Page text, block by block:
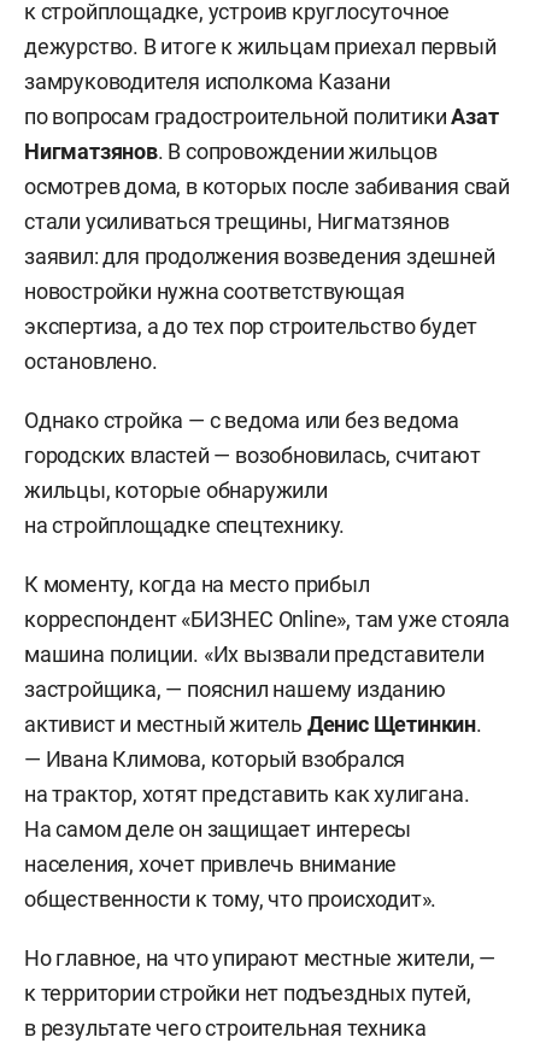
к стройплощадке, устроив круглосуточное
дежурство. В итоге к жильцам приехал первый
замруководителя исполкома Казани
по вопросам градостроительной политикиАзат
Нигматзянов. В сопровождении жильцов
осмотрев дома, в которых после забивания свай
стали усиливаться трещины, Нигматзянов
заявил: для продолжения возведения здешней
новостройки нужна соответствующая
экспертиза, а до тех пор строительство будет
остановлено.
Однако стройка — с ведома или без ведома
городских властей — возобновилась, считают
жильцы, которые обнаружили
на стройплощадке спецтехнику.
К моменту, когда на место прибыл
корреспондент «БИЗНЕС Online», там уже стояла
машина полиции. «Их вызвали представители
застройщика, — пояснил нашему изданию
активист и местный житель Денис Щетинкин.
— Ивана Климова, который взобрался
на трактор, хотят представить как хулигана.
На самом деле он защищает интересы
населения, хочет привлечь внимание
общественности к тому, что происходит».
Но главное, на что упирают местные жители, —
к территории стройки нет подъездных путей,
в результате чего строительная техника